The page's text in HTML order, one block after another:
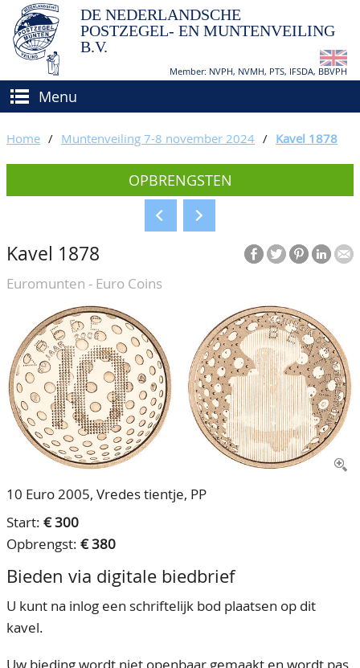
DE NEDERLANDSCHE
POSTZEGEL- EN MUNTENVEILING
B.V.
Member: NVPH, NVMH, PTS, IFSDA, BBVPH
Menu
(VER)KOPEN
Hoe verkopen?
Voorwaarden
BIEDEN
CATALOGI/OPBRENGSTEN
KEURINGSDIENST
AGENDA
OVER ONS
Ons Team
80 jarig bestaan
CONTACT
ACCOUNT
Home / Muntenveiling 7-8 november 2024 / Kavel 1878
OPBRENGSTEN
Kavel 1878
Euromunten - Euro Coins
10 Euro 2005, Vredes tientje, PP
Start: € 300
Opbrengst: € 380
Bieden via digitale biedbrief
U kunt na inlog een schriftelijk bod plaatsen op dit
kavel.